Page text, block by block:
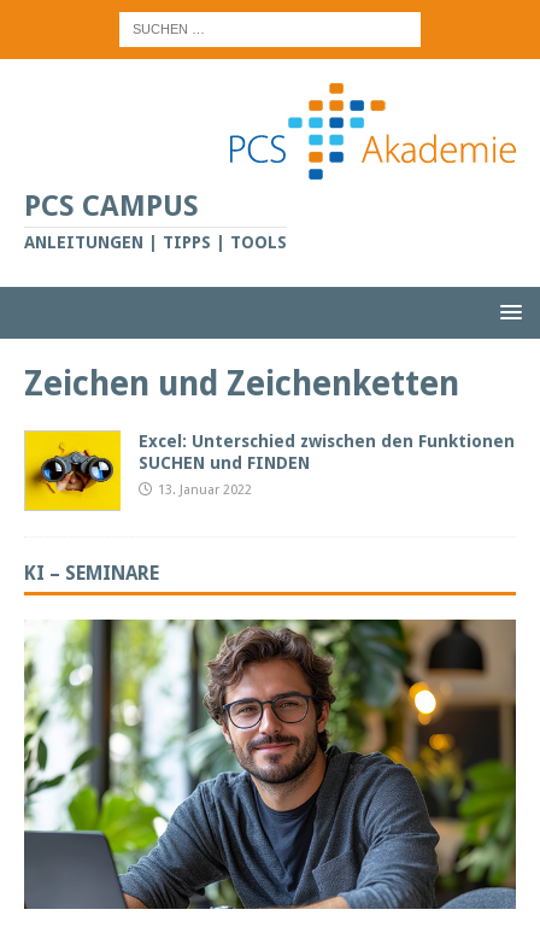
PCS CAMPUS
ANLEITUNGEN | TIPPS | TOOLS
Zeichen und Zeichenketten
Excel: Unterschied zwischen den Funktionen
SUCHEN und FINDEN
13. Januar 2022
KI – SEMINARE